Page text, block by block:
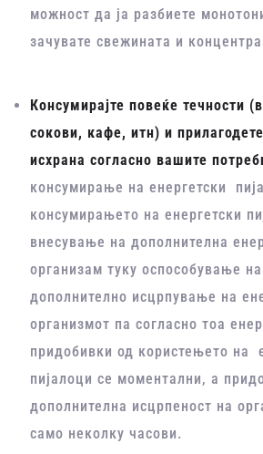
можност да ја разбиете
зачувате свежината и
Консумирајте повеќе течности
сокови, кафе, итн) и
исхрана согласно вашите
консумирање на енергетски
консумирањето на енергетски
внесување на дополнителна
организам туку оспособување
дополнително исцрпување на
организмот па согласно тоа
придобивки од користењето на
пијалоци се моментални, а
дополнителна исцрпеност на
само неколку часови.